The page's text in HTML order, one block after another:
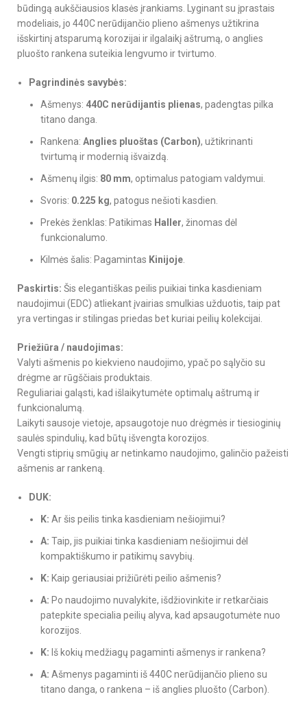
būdingą aukščiausios klasės įrankiams. Lyginant su įprastais
modeliais, jo 440C nerūdijančio plieno ašmenys užtikrina
išskirtinį atsparumą korozijai ir ilgalaikį aštrumą, o anglies
pluošto rankena suteikia lengvumo ir tvirtumo.
Pagrindinės savybės:
Ašmenys: 440C nerūdijantis plienas, padengtas pilka
titano danga.
Rankena: Anglies pluoštas (Carbon), užtikrinanti
tvirtumą ir modernią išvaizdą.
Ašmenų ilgis: 80 mm, optimalus patogiam valdymui.
Svoris: 0.225 kg, patogus nešioti kasdien.
Prekės ženklas: Patikimas Haller, žinomas dėl
funkcionalumo.
Kilmės šalis: Pagamintas Kinijoje
Paskirtis: Šis elegantiškas peilis puikiai tinka kasdieniam
naudojimui (EDC) atliekant įvairias smulkias užduotis, taip pat
yra vertingas ir stilingas priedas bet kuriai peilių kolekcijai.
Priežiūra / naudojimas:
Valyti ašmenis po kiekvieno naudojimo, ypač po sąlyčio su
drėgme ar rūgščiais produktais.
Reguliariai galąsti, kad išlaikytumėte optimalų aštrumą ir
funkcionalumą.
Laikyti sausoje vietoje, apsaugotoje nuo drėgmės ir tiesioginių
saulės spindulių, kad būtų išvengta korozijos.
Vengti stiprių smūgių ar netinkamo naudojimo, galinčio pažeisti
ašmenis ar rankeną.
DUK:
K: Ar šis peilis tinka kasdieniam nešiojimui?
A: Taip, jis puikiai tinka kasdieniam nešiojimui dėl
kompaktiškumo ir patikimų savybių.
K: Kaip geriausiai prižiūrėti peilio ašmenis?
A: Po naudojimo nuvalykite, išdžiovinkite ir retkarčiais
patepkite specialia peilių alyva, kad apsaugotumėte nuo
korozijos.
K: Iš kokių medžiagų pagaminti ašmenys ir rankena?
A: Ašmenys pagaminti iš 440C nerūdijančio plieno su
titano danga, o rankena – iš anglies pluošto (Carbon).